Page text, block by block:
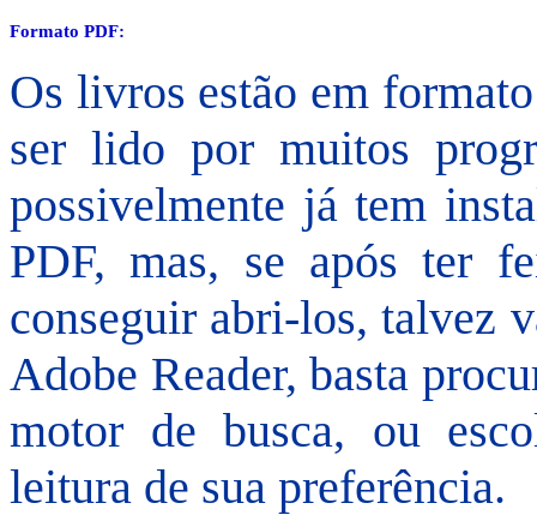
Formato PDF:
Os livros estão em
ser lido por muitos
possivelmente já tem
PDF, mas, se após ter
conseguir abri-los, talvez
Adobe Reader, basta
motor de busca, ou
leitura de sua preferência.